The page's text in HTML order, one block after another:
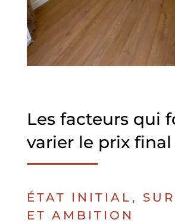
Les facteurs qui
varier le prix final
ÉTAT INITIAL,
ET AMBITION